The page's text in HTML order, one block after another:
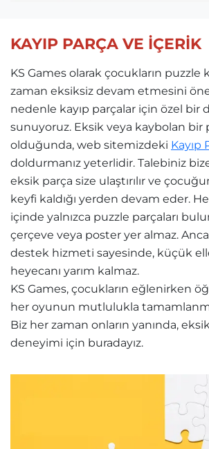
KAYIP PARÇA VE İÇERİK
KS Games olarak çocukların puzzle
zaman eksiksiz devam etmesini
nedenle kayıp parçalar için özel bir
sunuyoruz. Eksik veya kaybolan bir
olduğunda, web sitemizdeki Kayıp
doldurmanız yeterlidir. Talebiniz
eksik parça size ulaştırılır ve
keyfi kaldığı yerden devam eder.
içinde yalnızca puzzle parçaları
çerçeve veya poster yer almaz.
destek hizmeti sayesinde, küçük
heyecanı yarım kalmaz.
KS Games, çocukların eğlenirken
her oyunun mutlulukla
Biz her zaman onların yanında,
deneyimi için buradayız.